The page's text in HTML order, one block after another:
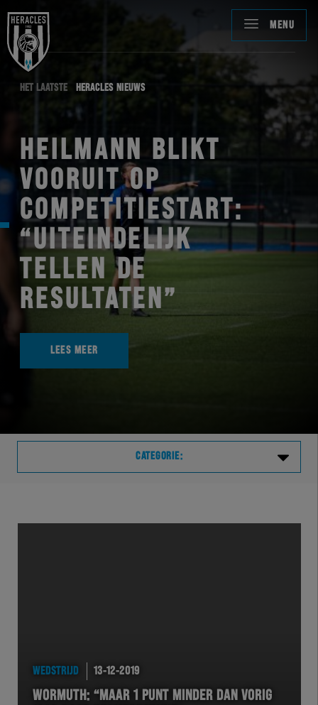
MENU
HET LAATSTE HERACLES NIEUWS
HEILMANN BLIKT
VOORUIT OP
COMPETITIESTART:
“UITEINDELIJK
TELLEN DE
RESULTATEN”
LEES MEER
CATEGORIE:
EXCHER
WEDSTRIJD 13-12-2019
WORMUTH: “MAAR 1 PUNT MINDER DAN VORIG